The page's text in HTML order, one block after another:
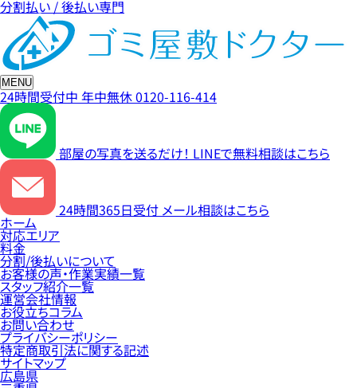
分割払い / 後払い専門
MENU
24時間受付中 年中無休0120-116-414
部屋の写真を送るだけ！ LINEで無料相談はこちら
24時間365日受付 メール相談はこちら
ホーム
対応エリア
料金
分割/後払いについて
お客様の声・作業実績一覧
スタッフ紹介一覧
運営会社情報
お役立ちコラム
お問い合わせ
プライバシーポリシー
特定商取引法に関する記述
サイトマップ
広島県